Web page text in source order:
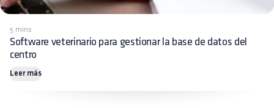
5 mins
Software veterinario para gestionar la base de datos del
centro
Leer más